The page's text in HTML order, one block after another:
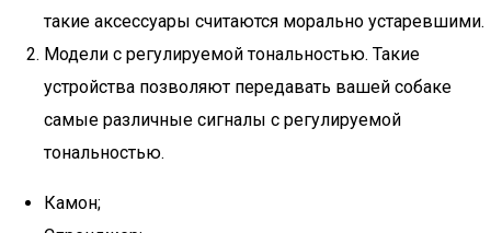
такие аксессуары считаются морально устаревшими.
Модели с регулируемой тональностью. Такие
устройства позволяют передавать вашей собаке
самые различные сигналы с регулируемой
тональностью.
Камон;